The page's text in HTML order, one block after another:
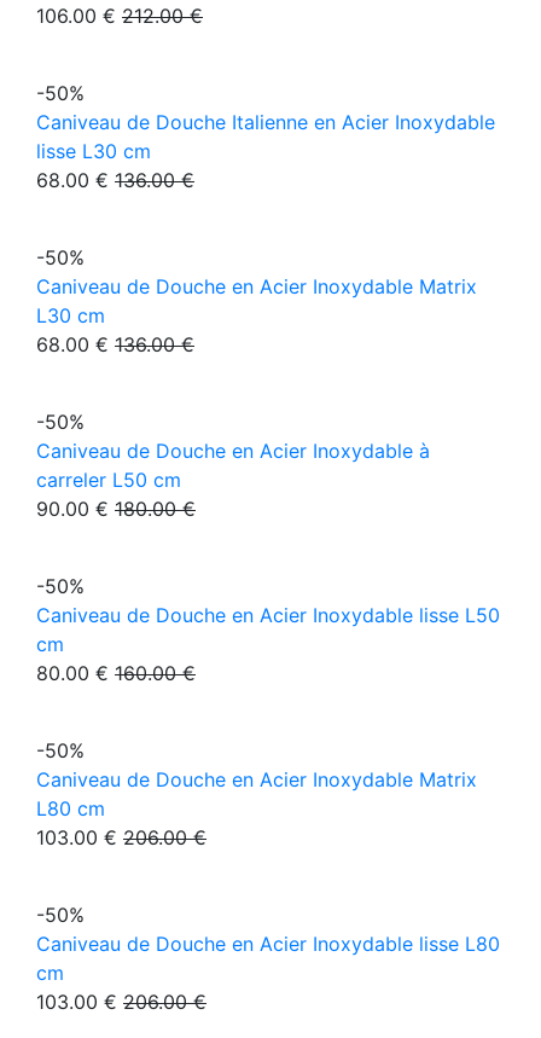
106.00 € 212.00 €
-50%
Caniveau de Douche Italienne en Acier Inoxydable
lisse L30 cm
68.00 € 136.00 €
-50%
Caniveau de Douche en Acier Inoxydable Matrix
L30 cm
68.00 € 136.00 €
-50%
Caniveau de Douche en Acier Inoxydable à
carreler L50 cm
90.00 € 180.00 €
-50%
Caniveau de Douche en Acier Inoxydable lisse L50
cm
80.00 € 160.00 €
-50%
Caniveau de Douche en Acier Inoxydable Matrix
L80 cm
103.00 € 206.00 €
-50%
Caniveau de Douche en Acier Inoxydable lisse L80
cm
103.00 € 206.00 €